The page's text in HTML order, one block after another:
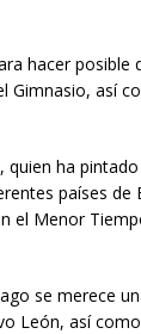
hacer posible
Gimnasio, así
ha
países de
el Menor
se merece
León, así